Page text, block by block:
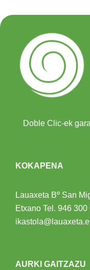
Doble Clic-ek
KOKAPENA
Lauaxeta Bº San
Etxano Tel. 946 300
AURKI GAITZAZU